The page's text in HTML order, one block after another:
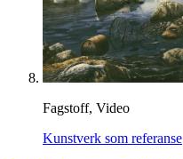
Fagstoff, Video
Kunstverk som referanse